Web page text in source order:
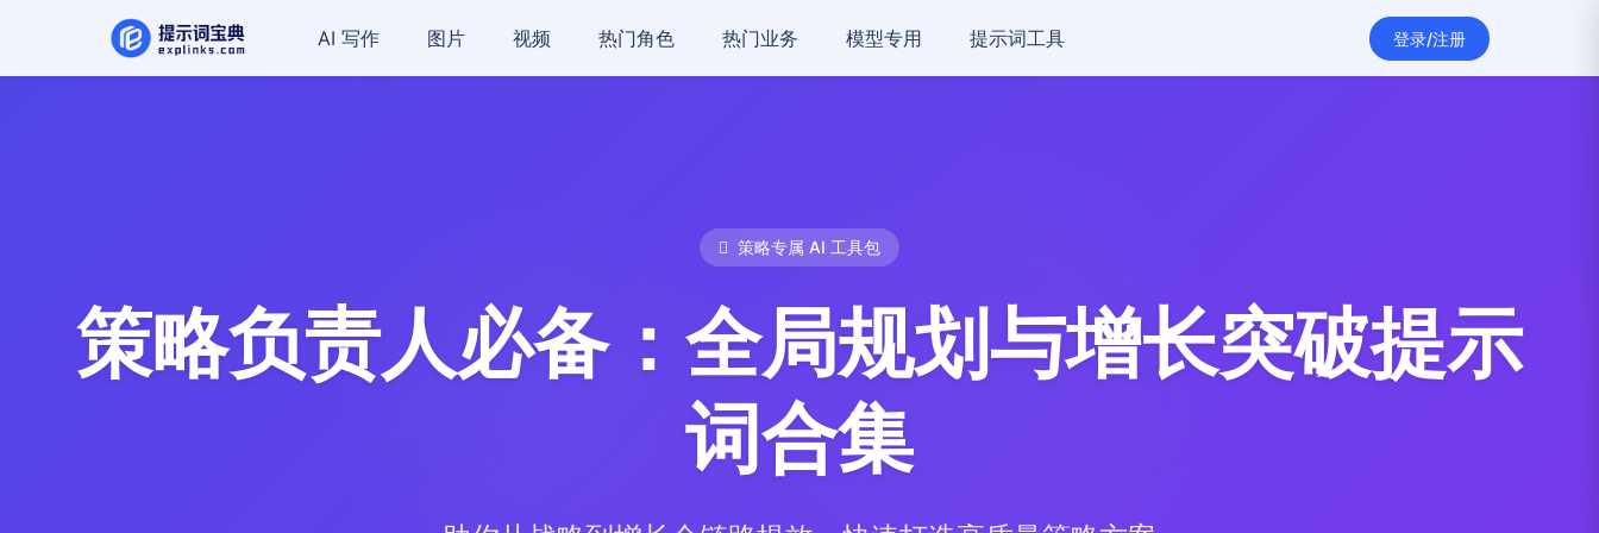
AI 写作 图片 视频 热门角色 热门业务 模型专用 提示词工具 登录/注册
策略专属 AI 工具包
策略负责人必备：全局规划与增长突破提示
词合集